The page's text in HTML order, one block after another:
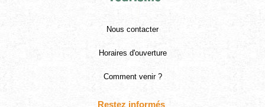
Nous contacter
Horaires d'ouverture
Comment venir ?
Restez informés